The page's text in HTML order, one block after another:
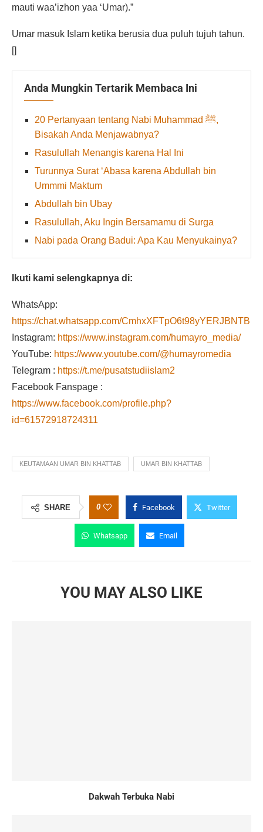
mauti waa’izhon yaa ‘Umar).”
Umar masuk Islam ketika berusia dua puluh tujuh tahun.
[]
Anda Mungkin Tertarik Membaca Ini
20 Pertanyaan tentang Nabi Muhammad ﷺ,
Bisakah Anda Menjawabnya?
Rasulullah Menangis karena Hal Ini
Turunnya Surat ‘Abasa karena Abdullah bin
Ummmi Maktum
Abdullah bin Ubay
Rasulullah, Aku Ingin Bersamamu di Surga
Nabi pada Orang Badui: Apa Kau Menyukainya?
Ikuti kami selengkapnya di:
WhatsApp:
https://chat.whatsapp.com/CmhxXFTpO6t98yYERJBNTB
Instagram: https://www.instagram.com/humayro_media/
YouTube: https://www.youtube.com/@humayromedia
Telegram : https://t.me/pusatstudiislam2
Facebook Fanspage :
https://www.facebook.com/profile.php?
id=61572918724311
KEUTAMAAN UMAR BIN KHATTAB UMAR BIN KHATTAB
SHARE 0 Facebook Twitter
Whatsapp Email
YOU MAY ALSO LIKE
Dakwah Terbuka Nabi